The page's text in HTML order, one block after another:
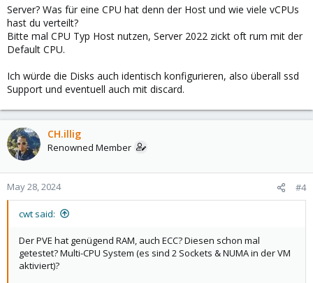
Server? Was für eine CPU hat denn der Host und wie viele vCPUs
hast du verteilt?
Bitte mal CPU Typ Host nutzen, Server 2022 zickt oft rum mit der
Default CPU.
Ich würde die Disks auch identisch konfigurieren, also überall ssd
Support und eventuell auch mit discard.
CH.illig
Renowned Member
May 28, 2024 #4
cwt said:
Der PVE hat genügend RAM, auch ECC? Diesen schon mal
getestet? Multi-CPU System (es sind 2 Sockets & NUMA in der VM
aktiviert)?